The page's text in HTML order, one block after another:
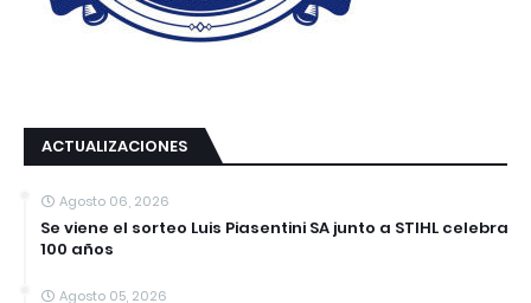
ACTUALIZACIONES
Agosto 06, 2026
Se viene el sorteo Luis Piasentini SA junto a STIHL celebra
100 años
Agosto 05, 2026